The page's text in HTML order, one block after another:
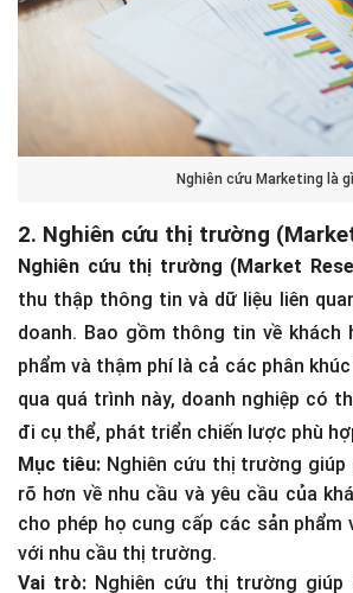
Nghiên cứu Marketing là gì
2. Nghiên cứu thị trường
Nghiên cứu thị trường (Market
thu thập thông tin và dữ liệu liên
doanh. Bao gồm thông tin về khách
phẩm và thậm phí là cả các phân
qua quá trình này, doanh nghiệp có
đi cụ thể, phát triển chiến lược phù
Mục tiêu: Nghiên cứu thị trường giúp
rõ hơn về nhu cầu và yêu cầu của
cho phép họ cung cấp các sản phẩm
với nhu cầu thị trường.
Vai trò:Nghiên cứu thị trường giúp